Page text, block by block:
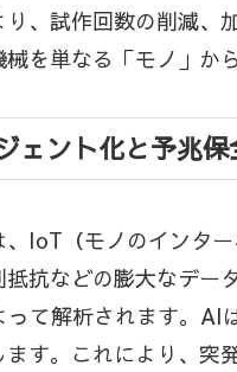
、試作回数の削減
を単なる「モノ」か
ェント化と予兆保
IoT（モノのインタ
抗などの膨大なデ
て解析されます。
す。これにより、突